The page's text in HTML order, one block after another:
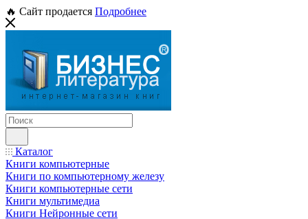
🔥 Сайт продается Подробнее
Каталог
Книги компьютерные
Книги по компьютерному железу
Книги компьютерные сети
Книги мультимедиа
Книги Нейронные сети